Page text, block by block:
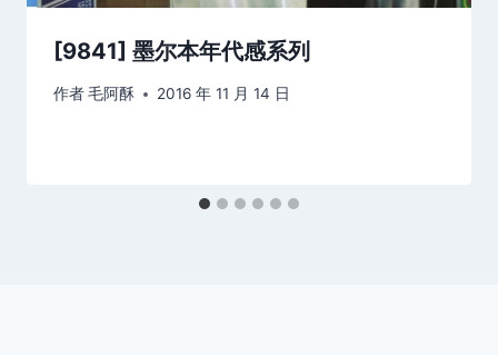
[9841] 墨尔本年代感系列
作者毛阿酥 2016 年 11 月 14 日